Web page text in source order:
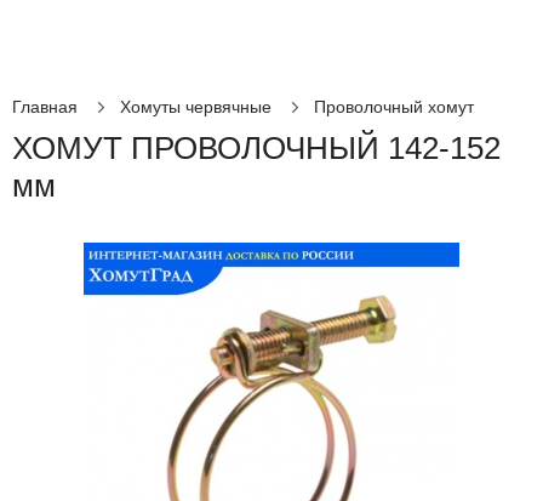
Главная Хомуты червячные Проволочный хомут
ХОМУТ ПРОВОЛОЧНЫЙ 142-152
мм